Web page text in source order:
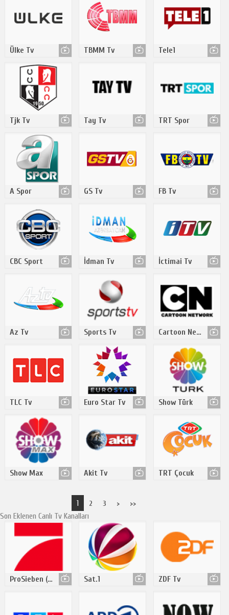
Ülke Tv TBMM Tv Tele1
Tjk Tv Tay Tv TRT Spor
A Spor GS Tv FB Tv
CBC Sport İdman Tv İctimai Tv
Az Tv Sports Tv Cartoon Network
TLC Tv Euro Star Tv Show Türk
Show Max Akit Tv TRT Çocuk
1 2 3 > >>
Son Eklenen Canlı Tv Kanalları
ProSieben (Pro7) Sat.1 ZDF Tv